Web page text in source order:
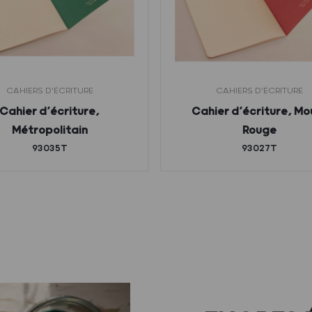
CAHIERS D'ÉCRITURE
Cahier d’écriture,
Métropolitain
93035T
CAHIERS D'ÉCRITURE
Cahier d’écriture,
Rouge
93027T